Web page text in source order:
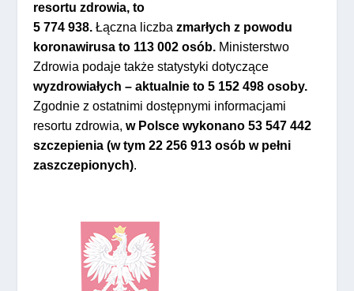
resortu zdrowia, to
5 774 938.Łączna liczbazmarłych z powodu
koronawirusa to 113 002 osób. Ministerstwo
Zdrowia podaje także statystyki dotyczące
wyzdrowiałych – aktualnie to5 152 498 osoby.
Zgodnie z ostatnimi dostępnymi informacjami
resortu zdrowia,w Polsce wykonano53 547 442
szczepienia (w tym22 256 913 osób w pełni
zaszczepionych).